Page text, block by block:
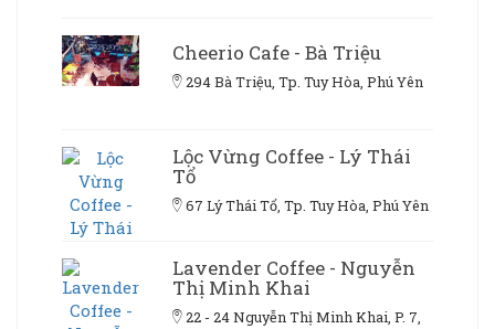
Cheerio Cafe - Bà Triệu
294 Bà Triệu, Tp. Tuy Hòa, Phú Yên
Lộc Vừng Coffee - Lý Thái
Tổ
67 Lý Thái Tổ, Tp. Tuy Hòa, Phú Yên
Lavender Coffee - Nguyễn
Thị Minh Khai
22 - 24 Nguyễn Thị Minh Khai, P. 7,